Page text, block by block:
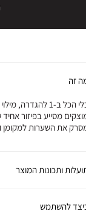
זה
כלי הכל ב-1
מסייע בפיזור
את השערות למקומן
ותכונות המוצר
להשתמש